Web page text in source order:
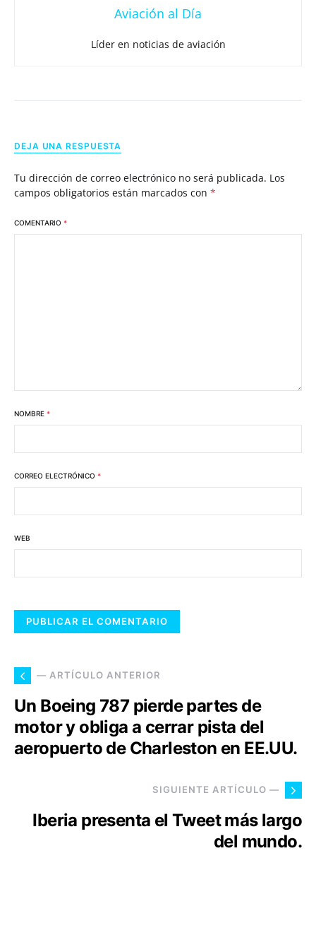
Aviación al Día
Líder en noticias de aviación
DEJA UNA RESPUESTA
Tu dirección de correo electrónico no será publicada. Los
campos obligatorios están marcados con *
COMENTARIO *
NOMBRE *
CORREO ELECTRÓNICO *
WEB
— ARTÍCULO ANTERIOR
Un Boeing 787 pierde partes de
motor y obliga a cerrar pista del
aeropuerto de Charleston en EE.UU.
SIGUIENTE ARTÍCULO —
Iberia presenta el Tweet más largo
del mundo.